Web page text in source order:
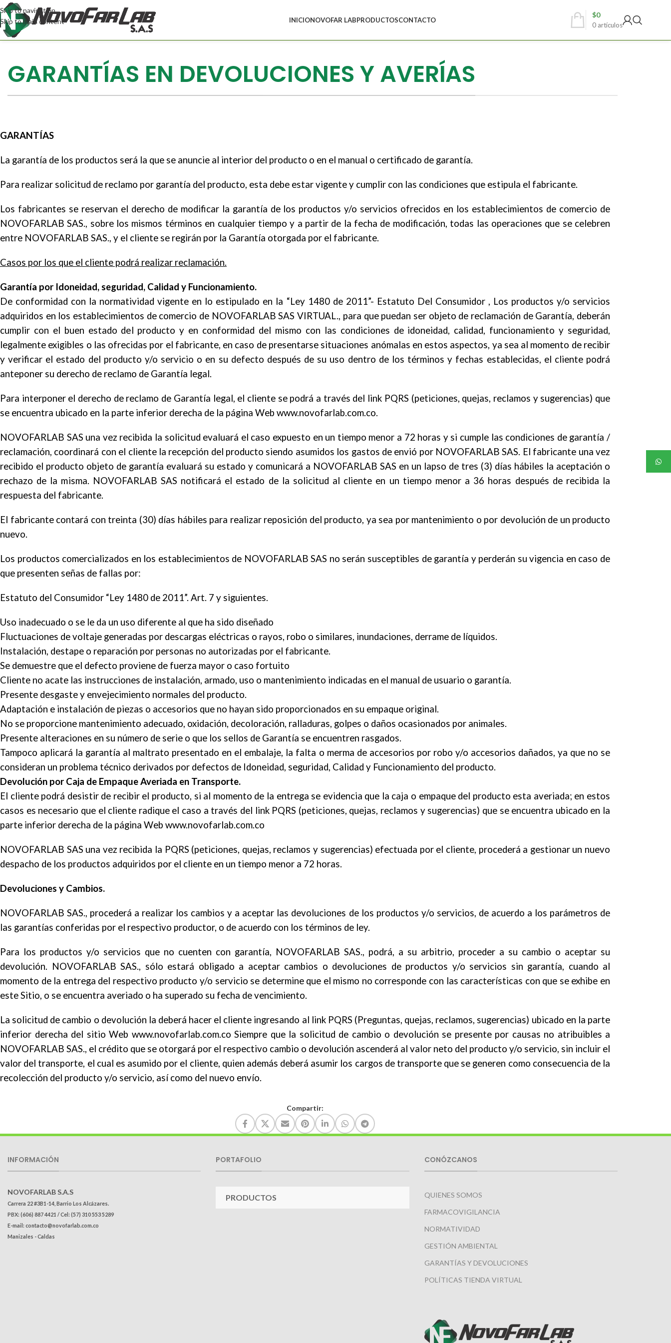
Skip to navigation
Skip to main content
INICIONOVOFAR LABPRODUCTOSCONTACTO
0 artículos
$0
GARANTÍAS EN DEVOLUCIONES Y AVERÍAS
GARANTÍAS
La garantía de los productos será la que se anuncie al interior del producto o en el manual o certificado de garantía.
Para realizar solicitud de reclamo por garantía del producto, esta debe estar vigente y cumplir con las condiciones que estipula el fabricante.
Los fabricantes se reservan el derecho de modificar la garantía de los productos y/o servicios ofrecidos en los establecimientos de comercio de
NOVOFARLAB SAS., sobre los mismos términos en cualquier tiempo y a partir de la fecha de modificación, todas las operaciones que se celebren
entre NOVOFARLAB SAS., y el cliente se regirán por la Garantía otorgada por el fabricante.
Casos por los que el cliente podrá realizar reclamación.
Garantía por Idoneidad, seguridad, Calidad y Funcionamiento.
De conformidad con la normatividad vigente en lo estipulado en la “Ley 1480 de 2011”- Estatuto Del Consumidor , Los productos y/o servicios
adquiridos en los establecimientos de comercio de NOVOFARLAB SAS VIRTUAL., para que puedan ser objeto de reclamación de Garantía, deberán
cumplir con el buen estado del producto y en conformidad del mismo con las condiciones de idoneidad, calidad, funcionamiento y seguridad,
legalmente exigibles o las ofrecidas por el fabricante, en caso de presentarse situaciones anómalas en estos aspectos, ya sea al momento de recibir
y verificar el estado del producto y/o servicio o en su defecto después de su uso dentro de los términos y fechas establecidas, el cliente podrá
anteponer su derecho de reclamo de Garantía legal.
Para interponer el derecho de reclamo de Garantía legal, el cliente se podrá a través del link PQRS (peticiones, quejas, reclamos y sugerencias) que
se encuentra ubicado en la parte inferior derecha de la página Web www.novofarlab.com.co.
NOVOFARLAB SAS una vez recibida la solicitud evaluará el caso expuesto en un tiempo menor a 72 horas y si cumple las condiciones de garantía /
reclamación, coordinará con el cliente la recepción del producto siendo asumidos los gastos de envió por NOVOFARLAB SAS. El fabricante una vez
recibido el producto objeto de garantía evaluará su estado y comunicará a NOVOFARLAB SAS en un lapso de tres (3) días hábiles la aceptación o
rechazo de la misma. NOVOFARLAB SAS notificará el estado de la solicitud al cliente en un tiempo menor a 36 horas después de recibida la
respuesta del fabricante.
El fabricante contará con treinta (30) días hábiles para realizar reposición del producto, ya sea por mantenimiento o por devolución de un producto
nuevo.
Los productos comercializados en los establecimientos de NOVOFARLAB SAS no serán susceptibles de garantía y perderán su vigencia en caso de
que presenten señas de fallas por:
Estatuto del Consumidor “Ley 1480 de 2011”. Art. 7 y siguientes.
Uso inadecuado o se le da un uso diferente al que ha sido diseñado
Fluctuaciones de voltaje generadas por descargas eléctricas o rayos, robo o similares, inundaciones, derrame de líquidos.
Instalación, destape o reparación por personas no autorizadas por el fabricante.
Se demuestre que el defecto proviene de fuerza mayor o caso fortuito
Cliente no acate las instrucciones de instalación, armado, uso o mantenimiento indicadas en el manual de usuario o garantía.
Presente desgaste y envejecimiento normales del producto.
Adaptación e instalación de piezas o accesorios que no hayan sido proporcionados en su empaque original.
No se proporcione mantenimiento adecuado, oxidación, decoloración, ralladuras, golpes o daños ocasionados por animales.
Presente alteraciones en su número de serie o que los sellos de Garantía se encuentren rasgados.
Tampoco aplicará la garantía al maltrato presentado en el embalaje, la falta o merma de accesorios por robo y/o accesorios dañados, ya que no se
consideran un problema técnico derivados por defectos de Idoneidad, seguridad, Calidad y Funcionamiento del producto.
Devolución por Caja de Empaque Averiada en Transporte.
El cliente podrá desistir de recibir el producto, si al momento de la entrega se evidencia que la caja o empaque del producto esta averiada; en estos
casos es necesario que el cliente radique el caso a través del link PQRS (peticiones, quejas, reclamos y sugerencias) que se encuentra ubicado en la
parte inferior derecha de la página Web www.novofarlab.com.co
NOVOFARLAB SAS una vez recibida la PQRS (peticiones, quejas, reclamos y sugerencias) efectuada por el cliente, procederá a gestionar un nuevo
despacho de los productos adquiridos por el cliente en un tiempo menor a 72 horas.
Devoluciones y Cambios.
NOVOFARLAB SAS., procederá a realizar los cambios y a aceptar las devoluciones de los productos y/o servicios, de acuerdo a los parámetros de
las garantías conferidas por el respectivo productor, o de acuerdo con los términos de ley.
Para los productos y/o servicios que no cuenten con garantía, NOVOFARLAB SAS., podrá, a su arbitrio, proceder a su cambio o aceptar su
devolución. NOVOFARLAB SAS., sólo estará obligado a aceptar cambios o devoluciones de productos y/o servicios sin garantía, cuando al
momento de la entrega del respectivo producto y/o servicio se determine que el mismo no corresponde con las características con que se exhibe en
este Sitio, o se encuentra averiado o ha superado su fecha de vencimiento.
La solicitud de cambio o devolución la deberá hacer el cliente ingresando al link PQRS (Preguntas, quejas, reclamos, sugerencias) ubicado en la parte
inferior derecha del sitio Web www.novofarlab.com.co Siempre que la solicitud de cambio o devolución se presente por causas no atribuibles a
NOVOFARLAB SAS., el crédito que se otorgará por el respectivo cambio o devolución ascenderá al valor neto del producto y/o servicio, sin incluir el
valor del transporte, el cual es asumido por el cliente, quien además deberá asumir los cargos de transporte que se generen como consecuencia de la
recolección del producto y/o servicio, así como del nuevo envío.
Compartir:
INFORMACIÓN
NOVOFARLAB S.A.S
Carrera 22 #3B1-14, Barrio Los Alcázares.
PBX: (606) 887 4421 / Cel: (57) 310 553 5289
E-mail: contacto@novofarlab.com.co
Manizales - Caldas
PORTAFOLIO
PRODUCTOS
CONÓZCANOS
QUIENES SOMOS
FARMACOVIGILANCIA
NORMATIVIDAD
GESTIÓN AMBIENTAL
GARANTÍAS Y DEVOLUCIONES
POLÍTICAS TIENDA VIRTUAL